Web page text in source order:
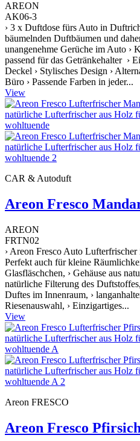
AREON
AK06-3
› 3 x Duftdose fürs Auto in
bäumelnden Duftbäumen und
unangenehme Gerüche im Auto ›
passend für das Getränkehalter ›
Deckel › Stylisches Design ›
Büro › Passende Farben in jeder...
View
CAR & Autoduft
Areon Fresco
AREON
FRTN02
› Areon Fresco Auto
Perfekt auch für kleine
Glasfläschchen, › Gehäuse aus
natürliche Filterung des
Duftes im Innenraum, ›
Riesenauswahl, › Einzigartiges...
View
Areon FRESCO
Areon Fresco Pfirsich